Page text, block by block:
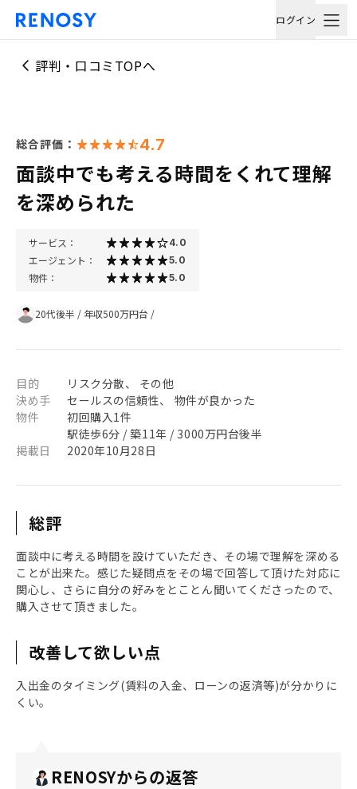
ログイン
評判・口コミTOPへ
総合評価： 4.7
面談中でも考える時間をくれて理解
を深められた
サービス： 4.0
エージェント： 5.0
物件： 5.0
20代後半 / 年収500万円台 /
目的
リスク分散、 その他
決め手
セールスの信頼性、 物件が良かった
物件
初回購入1件
駅徒歩6分 / 築11年 / 3000万円台後半
掲載日
2020年10月28日
総評
面談中に考える時間を設けていただき、その場で理解を深める
ことが出来た。感じた疑問点をその場で回答して頂けた対応に
関心し、さらに自分の好みをとことん聞いてくださったので、
購入させて頂きました。
改善して欲しい点
入出金のタイミング(賃料の入金、ローンの返済等)が分かりに
くい。
RENOSYからの返答